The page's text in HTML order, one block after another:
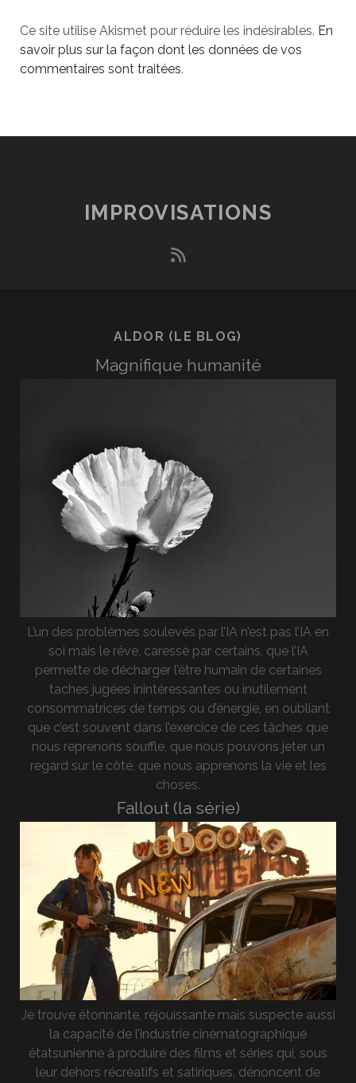
Ce site utilise Akismet pour réduire les indésirables. En
savoir plus sur la façon dont les données de vos
commentaires sont traitées.
IMPROVISATIONS
rss
ALDOR (LE BLOG)
Magnifique humanité
L’un des problèmes soulevés par l’IA n’est pas l’IA en
soi mais le rêve, caressé par certains, que l’IA
permette de décharger l’être humain de certaines
taches jugées inintéressantes ou inutilement
consommatrices de temps ou d’énergie, en oubliant
que c’est souvent dans l’exercice de ces tâches que
nous reprenons souffle, que nous pouvons jeter un
regard sur le côté, que nous apprenons la vie et les
choses.
Fallout (la série)
Je trouve étonnante, réjouissante mais suspecte aussi
la capacité de l’industrie cinématographique
étatsunienne à produire des films et séries qui, sous
leur dehors récréatifs et satiriques, dénoncent de